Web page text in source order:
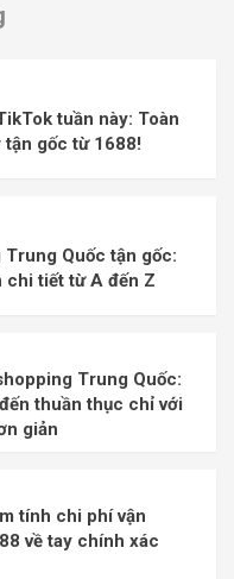
tuần này: Toàn
tận gốc từ 1688!
Trung Quốc tận gốc:
chi tiết từ A đến Z
Trung Quốc:
thuần thục chỉ với
giản
tính chi phí vận
về tay chính xác